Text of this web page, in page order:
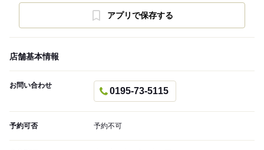
アプリで保存する
店舗基本情報
お問い合わせ
0195-73-5115
予約可否 予約不可